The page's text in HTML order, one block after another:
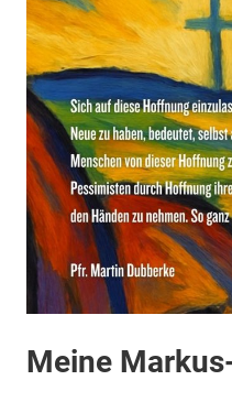
Meine